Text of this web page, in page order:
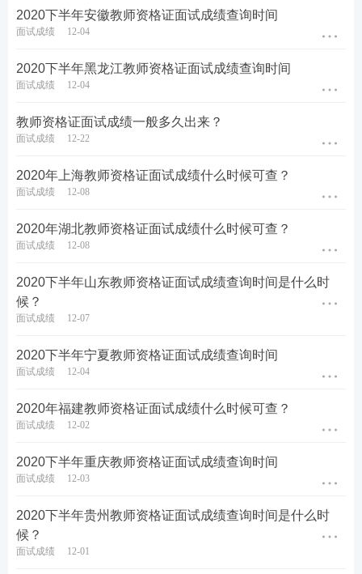
2020下半年安徽教师资格证面试成绩查询时间
面试成绩 12-04
2020下半年黑龙江教师资格证面试成绩查询时间
面试成绩 12-04
教师资格证面试成绩一般多久出来？
面试成绩 12-22
2020年上海教师资格证面试成绩什么时候可查？
面试成绩 12-08
2020年湖北教师资格证面试成绩什么时候可查？
面试成绩 12-08
2020下半年山东教师资格证面试成绩查询时间是什么时
候？
面试成绩 12-07
2020下半年宁夏教师资格证面试成绩查询时间
面试成绩 12-04
2020年福建教师资格证面试成绩什么时候可查？
面试成绩 12-02
2020下半年重庆教师资格证面试成绩查询时间
面试成绩 12-03
2020下半年贵州教师资格证面试成绩查询时间是什么时
候？
面试成绩 12-01